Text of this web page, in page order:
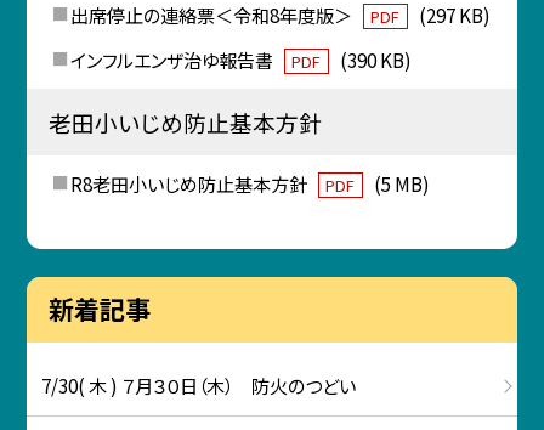
出席停止の連絡票＜令和8年度版＞
PDF
(297 KB)
インフルエンザ治ゆ報告書
PDF (390 KB)
老田小いじめ防止基本方針
R8老田小いじめ防止基本方針 PDF (5 MB)
新着記事
7/30( 木 ) ７月３０日（木） 防火のつどい